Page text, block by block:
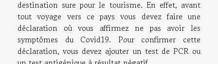
destination sure pour le tourisme. En effet, avant
tout voyage vers ce pays vous devez faire une
déclaration où vous affirmez ne pas avoir les
symptômes du Covid19. Pour confirmer cette
déclaration, vous devez ajouter un test de PCR ou